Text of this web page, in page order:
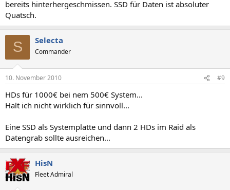
bereits hinterhergeschmissen. SSD für Daten ist absoluter
Quatsch.
S Selecta
Commander
10. November 2010 #9
HDs für 1000€ bei nem 500€ System...
Halt ich nicht wirklich für sinnvoll...
Eine SSD als Systemplatte und dann 2 HDs im Raid als
Datengrab sollte ausreichen...
HisN
Fleet Admiral